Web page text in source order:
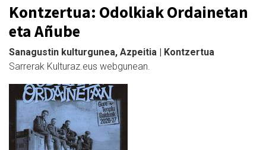
Kontzertua: Odolkiak Ordainetan
eta Añube
Sanagustin kulturgunea, Azpeitia | Kontzertua
Sarrerak Kulturaz.eus webgunean.